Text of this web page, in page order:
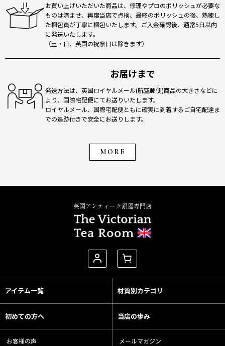
お買い上げいただいた商品は、修理やプロのポリッシュが必要な
ものは済ませ、再度当店で点検、最終のポリッシュの後、熟練し
た梱包員が丁寧に梱包いたします。ご入金確認後、通常5日以内
に発送いたします。
（土・日、英国の祝祭日は除きます）
お届けまで
発送方法は、英国ロイヤルメール(航空郵便)商品の大きさなどに
より、国際宅配便にてお送りいたします。
ロイヤルメール、国際宅配便ともに確実に到着するご自宅配達ま
での追跡付きで安全にお送りします。
MORE
英国アンティーク銀器専門店
アイテム一覧 材質別カテゴリ
初めての方へ 当店の歩み
お客様の声 メールマガジン